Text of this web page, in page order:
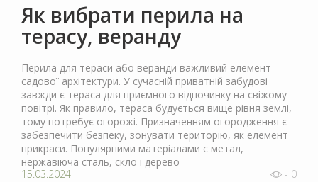
Як вибрати перила на
терасу, веранду
Перила для тераси або веранди важливий елемент
садової архітектури. У сучасній приватній забудові
завжди є тераса для приємного відпочинку на свіжому
повітрі. Як правило, тераса будується вище рівня землі,
тому потребує огорожі. Призначенням огородження є
забезпечити безпеку, зонувати територію, як елемент
прикраси. Популярними матеріалами є метал,
нержавіюча сталь, скло і дерево
15.03.2024
- 0